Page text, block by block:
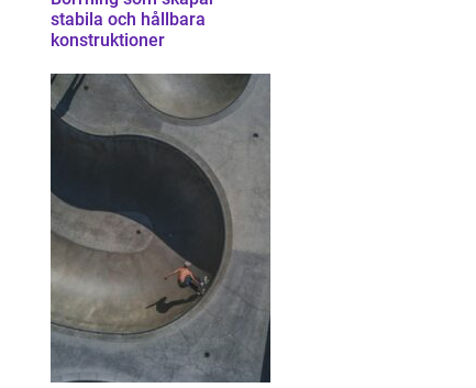
stabila och hållbara
konstruktioner